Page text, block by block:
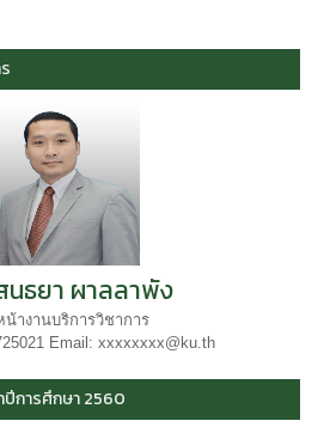
นธยา ผาลลาพัง
น้างานบริการวิชาการ
Email: xxxxxxxx@ku.th
การศึกษา 2560